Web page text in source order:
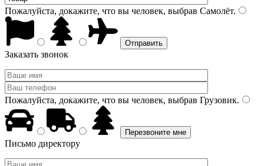
Пожалуйста, докажите, что вы человек, выбрав Самолёт.
Заказать звонок
Пожалуйста, докажите, что вы человек, выбрав Грузовик.
Письмо директору